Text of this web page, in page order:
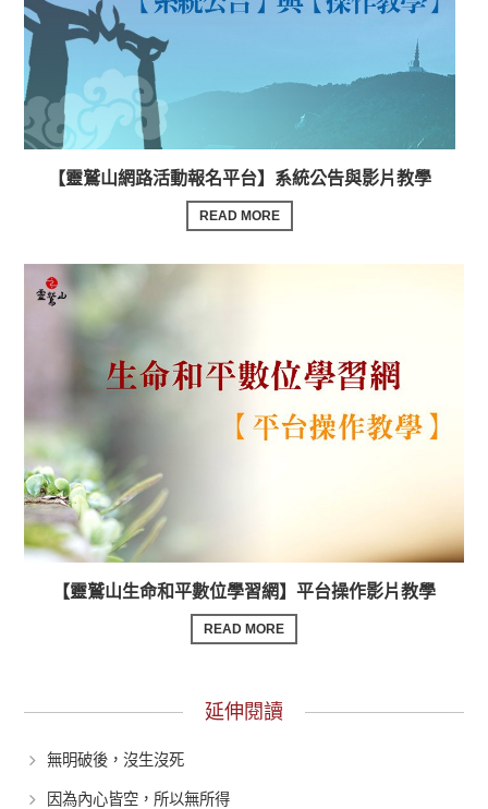
【靈鷲山網路活動報名平台】系統公告與影片教學
READ MORE
【靈鷲山生命和平數位學習網】平台操作影片教學
READ MORE
延伸閱讀
無明破後，沒生沒死
因為內心皆空，所以無所得